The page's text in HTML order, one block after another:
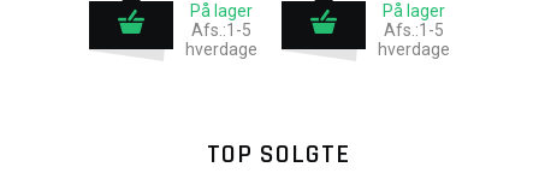
På lager
Afs.:1-5
hverdage
På lager
Afs.:1-5
hverdage
TOP SOLGTE